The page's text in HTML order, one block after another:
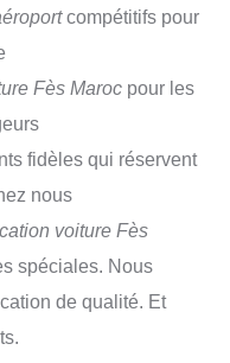
compétitifs pour
Fès Maroc pour les
fidèles qui réservent
nous
voiture Fès
spéciales. Nous
de qualité. Et